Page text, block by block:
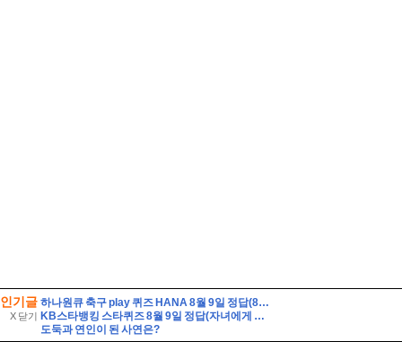
인기글
X 닫기
하나원큐 축구 play 퀴즈 HANA 8월 9일 정답(8월 8일(토), K리그1, 2 소속 14팀이 펼친 경기는 총 몇 경기일까요?)
KB스타뱅킹 스타퀴즈 8월 9일 정답(자녀에게 증여 후 납부할 세액이 없더라도 가급적이면 신고를 해두는 것이 좋다)
도둑과 연인이 된 사연은?